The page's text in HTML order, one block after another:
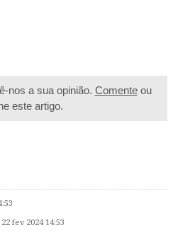
nos a sua opinião. Comenteou
este artigo.
fev 2024 14:53